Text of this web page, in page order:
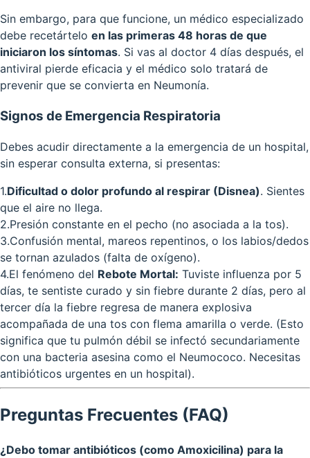
Sin embargo, para que funcione, un médico especializado
debe recetártelo en las primeras 48 horas de que
iniciaron los síntomas. Si vas al doctor 4 días después, el
antiviral pierde eficacia y el médico solo tratará de
prevenir que se convierta en Neumonía.
Signos de Emergencia Respiratoria
Debes acudir directamente a la emergencia de un hospital,
sin esperar consulta externa, si presentas:
1.Dificultad o dolor profundo al respirar (Disnea). Sientes
que el aire no llega.
2.Presión constante en el pecho (no asociada a la tos).
3.Confusión mental, mareos repentinos, o los labios/dedos
se tornan azulados (falta de oxígeno).
4.El fenómeno del Rebote Mortal: Tuviste influenza por 5
días, te sentiste curado y sin fiebre durante 2 días, pero al
tercer día la fiebre regresa de manera explosiva
acompañada de una tos con flema amarilla o verde. (Esto
significa que tu pulmón débil se infectó secundariamente
con una bacteria asesina como el Neumococo. Necesitas
antibióticos urgentes en un hospital).
Preguntas Frecuentes (FAQ)
¿Debo tomar antibióticos (como Amoxicilina) para la